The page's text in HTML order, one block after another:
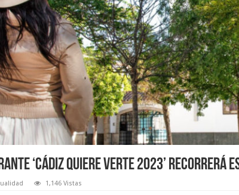
‘Cádiz quiere verte 2023’ recorrerá
1,146 Vistas